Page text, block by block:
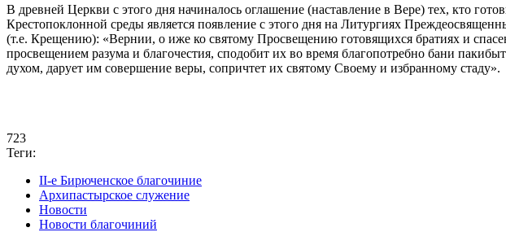
В древней Церкви с этого дня начиналось оглашение (наставление в Вере) тех, кто
Крестопоклонной среды является появление с этого дня на Литургиях
(т.е. Крещению): «Вернии, о иже ко святому Просвещению готовящихся братиях и
просвещением разума и благочестия, сподобит их во время благопотребно бани
духом, дарует им совершение веры, сопричтет их святому Своему и избранному стаду».
723
Теги:
II-е Бирюченское благочиние
Архипастырское служение
Новости
Новости благочиний